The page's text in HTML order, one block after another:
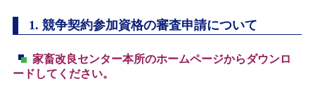
1.競争契約参加資格の審査申請について
家畜改良センター本所のホームページからダウンロ
ードしてください。